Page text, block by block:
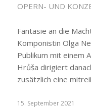
OPERN- UND
Fantasie an die
Komponistin Olga
Publikum mit einem
Hrůša dirigiert
zusätzlich eine
15. September 2021